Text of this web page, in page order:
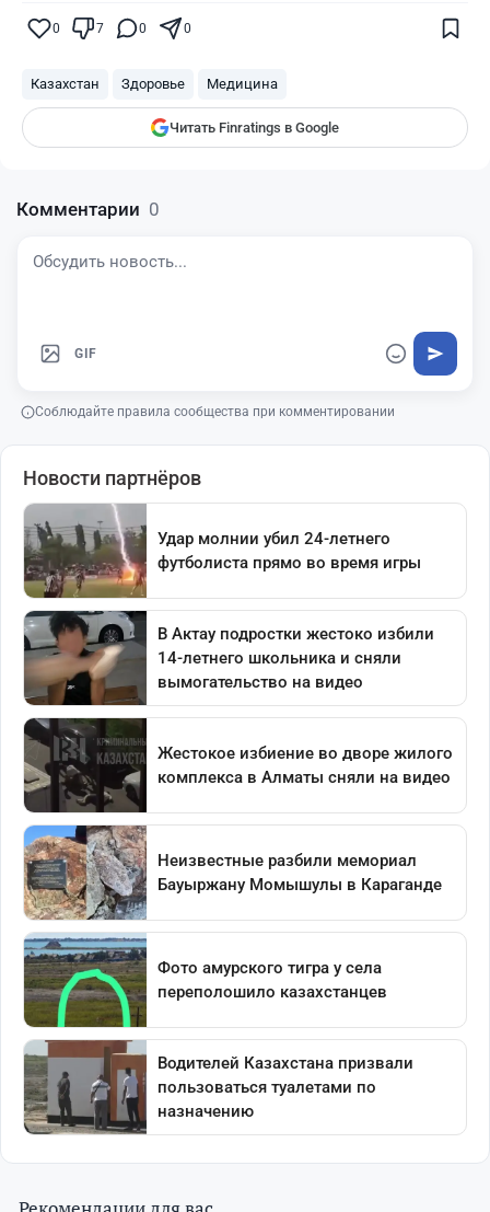
0 7 0 0
Казахстан Здоровье Медицина
Читать Finratings в Google
показываться вам
Комментарии 0
GIF
Соблюдайте правила сообщества при комментировании